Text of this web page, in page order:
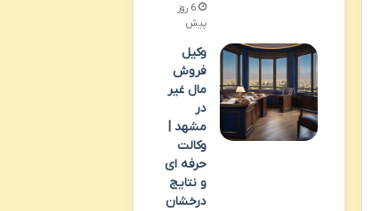
6 روز
پیش
وکیل
فروش
مال غیر
در
مشهد |
وکالت
حرفه ای
و نتایج
درخشان